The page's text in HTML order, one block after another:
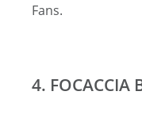
Fans.
4. FOCACCIA